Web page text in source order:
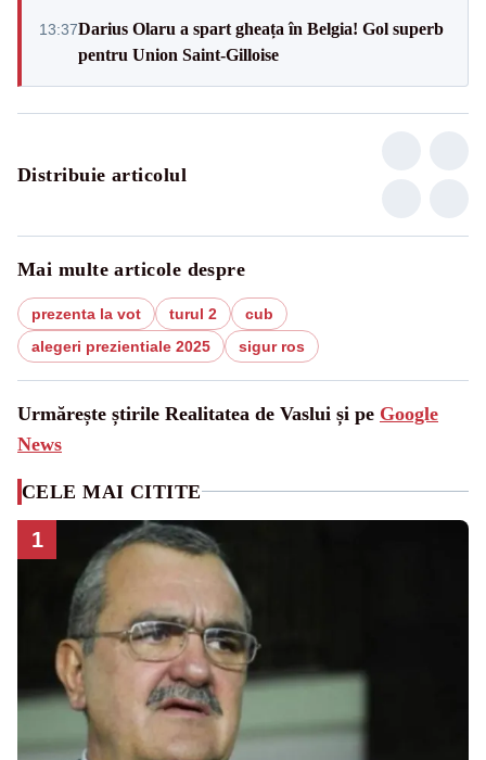
13:37Darius Olaru a spart gheața în Belgia! Gol superb
pentru Union Saint-Gilloise
Distribuie articolul
Mai multe articole despre
prezenta la vot turul 2
cub
alegeri prezientiale 2025
sigur ros
Urmărește știrile Realitatea de Vaslui și pe Google
News
CELE MAI CITITE
1